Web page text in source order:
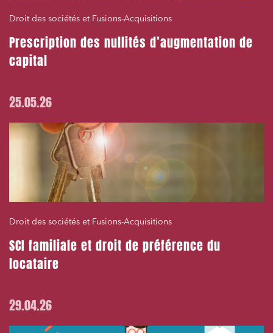
Droit des sociétés et Fusions-Acquisitions
Prescription des nullités d’augmentation de
capital
25.05.26
Droit des sociétés et Fusions-Acquisitions
SCI familiale et droit de préférence du
locataire
29.04.26